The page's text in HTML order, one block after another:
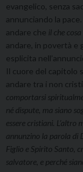
evangelico, senza
annunciando la
andare che il che
andare, in povertà e
esplicita
Il cuore del capitolo
andare tra i non
comportarsi
né dispute, ma siano
essere cristiani. L’altro
annunzino la parola di
Figlio e Spirito Santo,
salvatore, e perché